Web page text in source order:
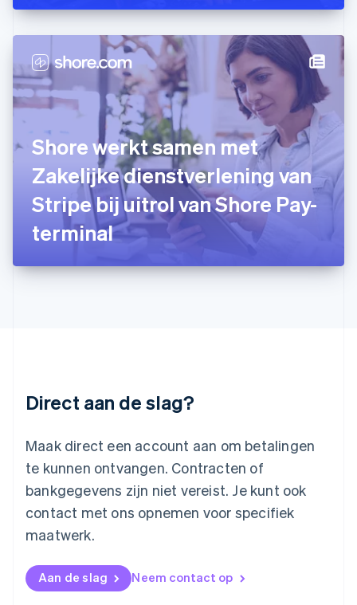
Shore werkt samen met
Zakelijke dienstverlening van
Stripe bij uitrol van Shore Pay-
terminal
Direct aan de slag?
Maak direct een account aan om betalingen
te kunnen ontvangen. Contracten of
bankgegevens zijn niet vereist. Je kunt ook
contact met ons opnemen voor specifiek
maatwerk.
Aan de slag Neem contact op
Hongkong SAR, China
English
India
English
Italië
Italiano English
Japan
日本語 English
Kroatië
EnglishItaliano
Letland
English
Liechtenstein
Litouwen
Mexico
Español English
Nederlands English
Nieuw-Zeeland
English
Noorwegen
English
DeutschEnglish
English
Portugal